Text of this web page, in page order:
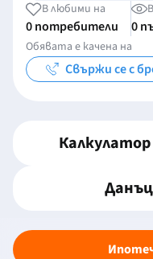
В любими на
0 потребители 0
Обявата е качена на
Свържи се с